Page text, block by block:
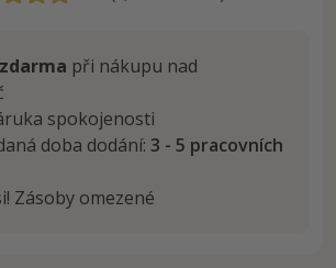
při nákupu nad
spokojenosti
doba dodání: 3 - 5 pracovních
Zásoby omezené